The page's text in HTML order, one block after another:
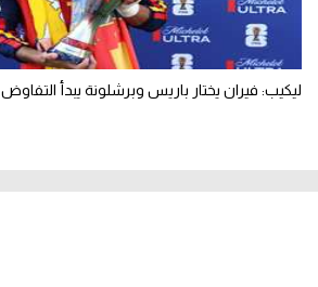
ليكيب: فيران يختار باريس وبرشلونة يبدأ التفاوض